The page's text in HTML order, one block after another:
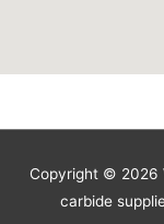
Copyright © 2026
carbide